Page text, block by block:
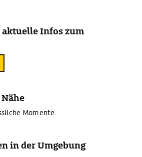
aktuelle Infos zum
Momente
in der Umgebung